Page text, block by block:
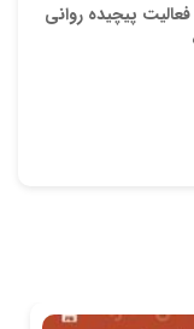
پیچیده روانی